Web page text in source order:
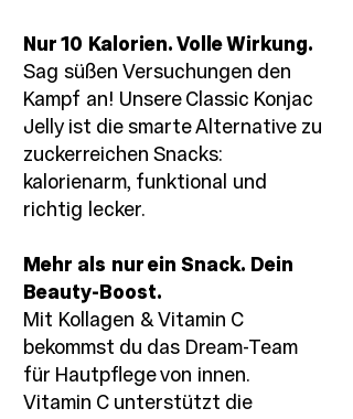
Nur 10 Kalorien. Volle Wirkung.
Sag süßen Versuchungen den
Kampf an! Unsere Classic Konjac
Jelly ist die smarte Alternative zu
zuckerreichen Snacks:
kalorienarm, funktional und
richtig lecker.
Mehr als nur ein Snack. Dein
Beauty-Boost.
Mit Kollagen & Vitamin C
bekommst du das Dream-Team
für Hautpflege von innen.
Vitamin C unterstützt die